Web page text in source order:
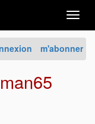
m'abonner